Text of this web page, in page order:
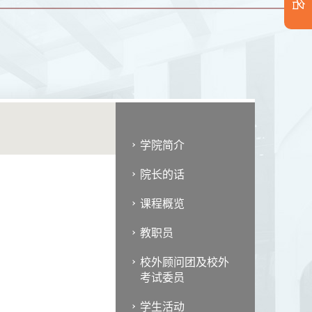
学院简介
院长的话
课程概览
教职员
校外顾问团及校外
考试委员
学生活动